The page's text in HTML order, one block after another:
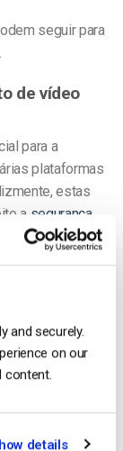
and securely.
on our
content.
details
seguir para
de vídeo
para a
plataformas
estas
a segurança,
que
é necessário
profissional.
para atingir
escolher um